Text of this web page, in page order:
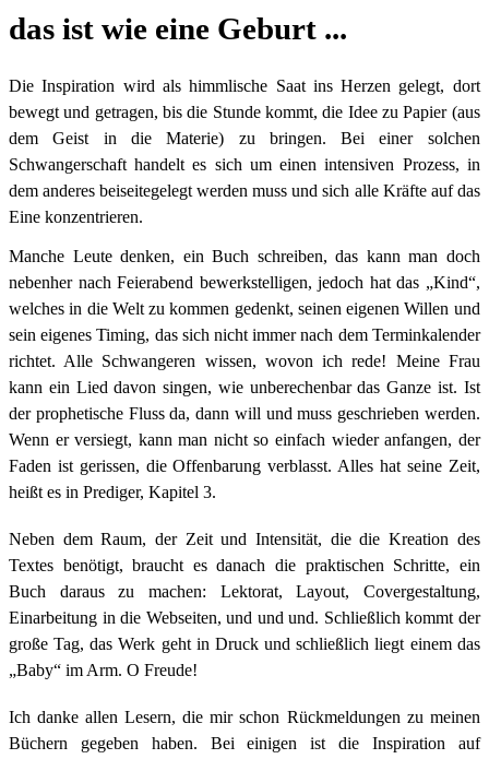
das ist wie eine Geburt ...
Die Inspiration wird als himmlische Saat ins Herzen gelegt, dort
bewegt und getragen, bis die Stunde kommt, die Idee zu Papier (aus
dem Geist in die Materie) zu bringen.
Bei einer solchen
Schwangerschaft handelt es sich um einen intensiven Prozess, in
dem anderes beiseitegelegt werden muss und sich alle Kräfte auf das
Eine konzentrieren.
Manche Leute denken, ein Buch schreiben, das kann man doch
nebenher nach Feierabend bewerkstelligen, jedoch hat das „Kind“,
welches in die Welt zu kommen gedenkt, seinen eigenen Willen und
sein eigenes Timing, das sich nicht immer nach dem Terminkalender
richtet. Alle Schwangeren wissen, wovon ich rede! Meine Frau
kann ein Lied davon singen, wie unberechenbar das Ganze ist. Ist
der prophetische Fluss da, dann will und muss geschrieben werden.
Wenn er versiegt, kann man nicht so einfach wieder anfangen, der
Faden ist gerissen, die Offenbarung verblasst. Alles hat seine Zeit,
heißt es in Prediger, Kapitel 3.
Neben dem Raum, der Zeit und Intensität, die die Kreation des
Textes benötigt, braucht es danach die praktischen Schritte, ein
Buch daraus zu machen: Lektorat, Layout, Covergestaltung,
Einarbeitung in die Webseiten, und und und. Schließlich kommt der
große Tag, das Werk geht in Druck und schließlich liegt einem das
„Baby“ im Arm. O Freude!
Ich danke allen Lesern, die mir schon Rückmeldungen zu meinen
Büchern gegeben haben. Bei einigen ist die Inspiration auf